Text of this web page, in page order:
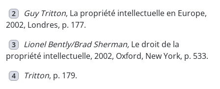
2 Guy Tritton, La propriété intellectuelle en Europe,
2002, Londres, p. 177.
3 Lionel Bently/Brad Sherman, Le droit de la
propriété intellectuelle, 2002, Oxford, New York, p. 533.
4 Tritton, p. 179.